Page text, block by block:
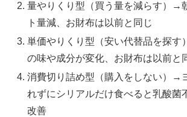
量やりくり型（買う量を減らす）→
ト量減、お財布は以前と同じ
単価やりくり型（安い代替品を探す
の味や成分が変化、お財布は以前と
消費切り詰め型（購入をしない）→
れずにシリアルだけ食べると乳酸菌
改善